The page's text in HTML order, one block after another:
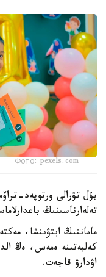
Фото: pexels.com
تەلەارناسىنىڭ
ماماننىڭ ايتۋىنشا،
كەلبەتىنە ەمەس، ەڭ
اۋدارۋ قاجەت.